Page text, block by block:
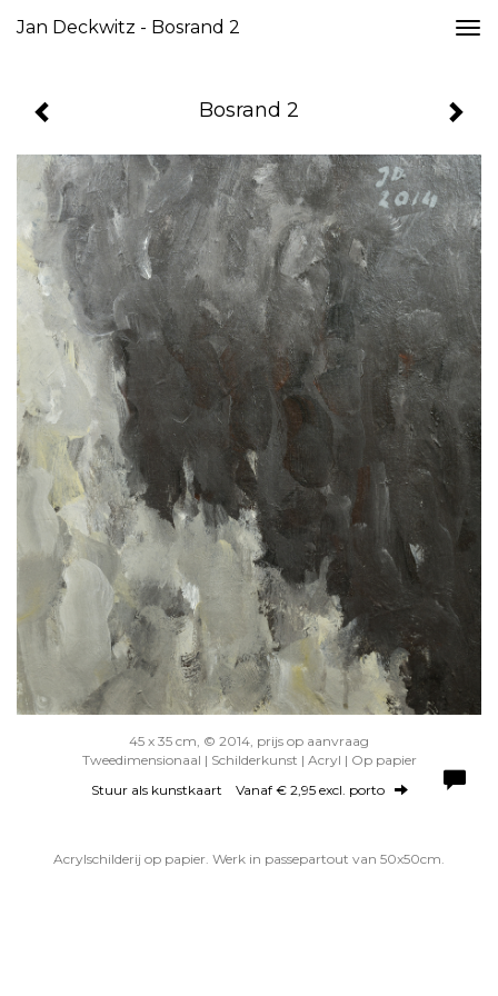
Jan Deckwitz - Bosrand 2
Bosrand 2
45 x 35 cm, © 2014, prijs op aanvraag
Tweedimensionaal | Schilderkunst | Acryl | Op papier
Stuur als kunstkaart Vanaf € 2,95 excl. porto
Acrylschilderij op papier. Werk in passepartout van 50x50cm.